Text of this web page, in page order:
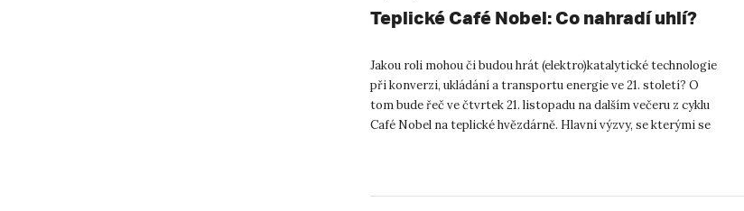
Teplické Café Nobel: Co nahradí uhlí?
Jakou roli mohou či budou hrát (elektro)katalytické technologie
při konverzi, ukládání a transportu energie ve 21. století? O
tom bude řeč ve čtvrtek 21. listopadu na dalším večeru z cyklu
Café Nobel na teplické hvězdárně. Hlavní výzvy, se kterými se